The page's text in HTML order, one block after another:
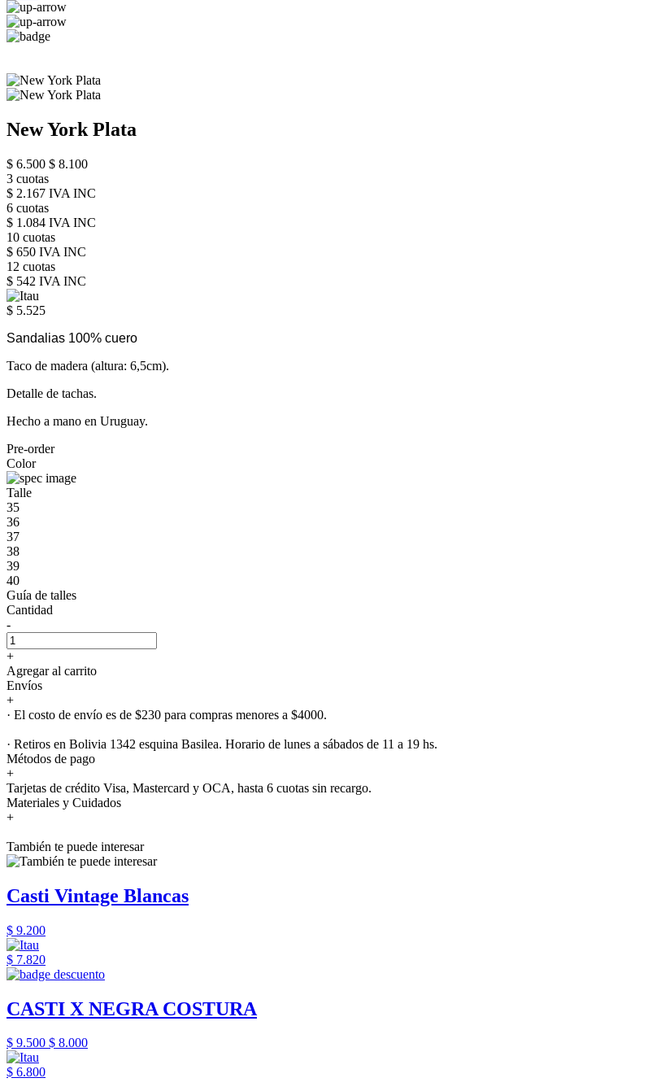
New York Plata
$ 6.500 $ 8.100
3 cuotas
$ 2.167 IVA INC
6 cuotas
$ 1.084 IVA INC
10 cuotas
$ 650 IVA INC
12 cuotas
$ 542 IVA INC
$ 5.525
Sandalias 100% cuero
Taco de madera (altura: 6,5cm).
Detalle de tachas.
Hecho a mano en Uruguay.
Pre-order
Color
Talle
35
36
37
38
39
40
Guía de talles
Cantidad
-
+
Agregar al carrito
Envíos
+
· El costo de envío es de $230 para compras menores a $4000.
· Retiros en Bolivia 1342 esquina Basilea. Horario de lunes a sábados de 11 a 19 hs.
Métodos de pago
+
Tarjetas de crédito Visa, Mastercard y OCA, hasta 6 cuotas sin recargo.
Materiales y Cuidados
+
También te puede interesar
Casti Vintage Blancas
$ 9.200
$ 7.820
CASTI X NEGRA COSTURA
$ 9.500 $ 8.000
$ 6.800